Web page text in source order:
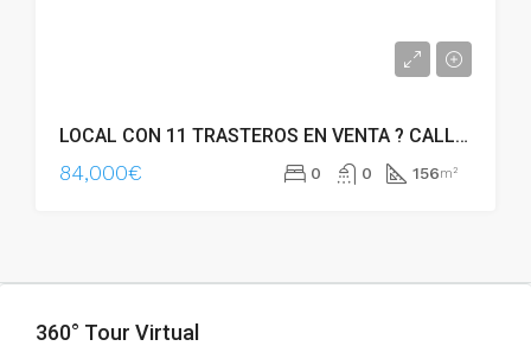
LOCAL CON 11 TRASTEROS EN VENTA ? CALLE PONTEVEDRA – 54416
84,000€ 0 0 156m²
360° Tour Virtual